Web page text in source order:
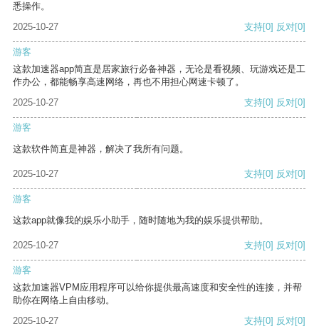
悉操作。
2025-10-27
支持[0] 反对[0]
游客
这款加速器app简直是居家旅行必备神器，无论是看视频、玩游戏还是工
作办公，都能畅享高速网络，再也不用担心网速卡顿了。
2025-10-27
支持[0] 反对[0]
游客
这款软件简直是神器，解决了我所有问题。
2025-10-27 支持[0] 反对[0]
游客
这款app就像我的娱乐小助手，随时随地为我的娱乐提供帮助。
2025-10-27 支持[0] 反对[0]
游客
这款加速器VPM应用程序可以给你提供最高速度和安全性的连接，并帮
助你在网络上自由移动。
2025-10-27
支持[0] 反对[0]